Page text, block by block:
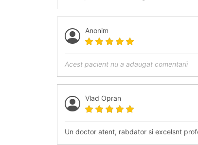
Anonim
Acest pacient nu a adaugat comentarii
Vlad Opran
Un doctor atent, rabdator si excelsnt